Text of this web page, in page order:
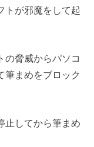
トが邪魔をして起
の脅威からパソコ
筆まめをブロック
止してから筆まめ